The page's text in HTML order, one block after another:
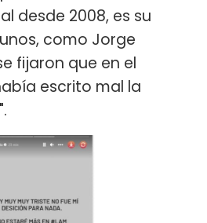
desde 2008, es su
como Jorge
fijaron que en el
escrito mal la